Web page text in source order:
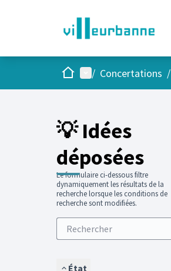
AccueilMenu principal
/ Concertations /
💡 Idées
déposées
Le formulaire ci-dessous filtre
dynamiquement les résultats de la
recherche lorsque les conditions de
recherche sont modifiées.
État